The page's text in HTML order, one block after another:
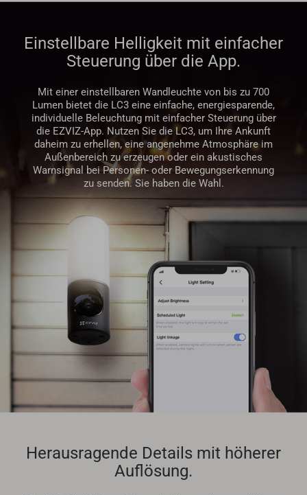
Einstellbare Helligkeit mit einfacher
Steuerung über die App.
Mit einer einstellbaren Wandleuchte von bis zu 700
Lumen bietet die LC3 eine einfache, energiesparende,
individuelle Beleuchtung mit einfacher Steuerung über
die EZVIZ-App. Nutzen Sie die LC3, um Ihre Ankunft
daheim zu erhellen, eine angenehme Atmosphäre im
Außenbereich zu erzeugen oder ein akustisches
Warnsignal bei Personen- oder Bewegungserkennung
zu senden. Sie haben die Wahl.
Herausragende Details mit höherer
Auflösung.